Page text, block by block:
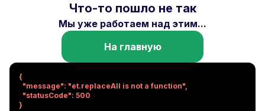
Что-то пошло не так
Мы уже работаем над этим...
На главную
{
}